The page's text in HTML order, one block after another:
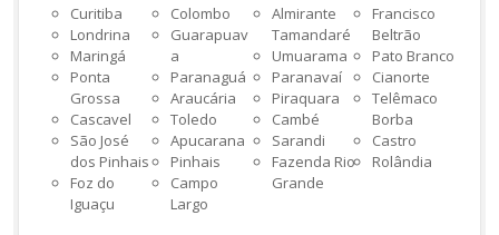
Curitiba
Londrina
Maringá
Ponta
Grossa
Cascavel
São José
dos Pinhais
Foz do
Iguaçu
Colombo
Guarapuav
a
Paranaguá
Araucária
Toledo
Apucarana
Pinhais
Campo
Largo
Almirante
Tamandaré
Umuarama
Paranavaí
Piraquara
Cambé
Sarandi
Fazenda Rio
Grande
Francisco
Beltrão
Pato Branco
Cianorte
Telêmaco
Borba
Castro
Rolândia